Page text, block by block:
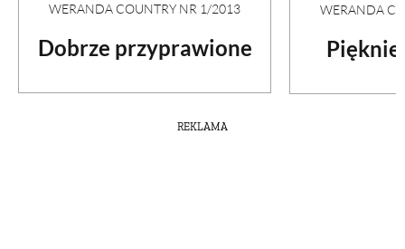
WERANDA COUNTRY NR 1/2013
Dobrze przyprawione
WERANDA
REKLAMA